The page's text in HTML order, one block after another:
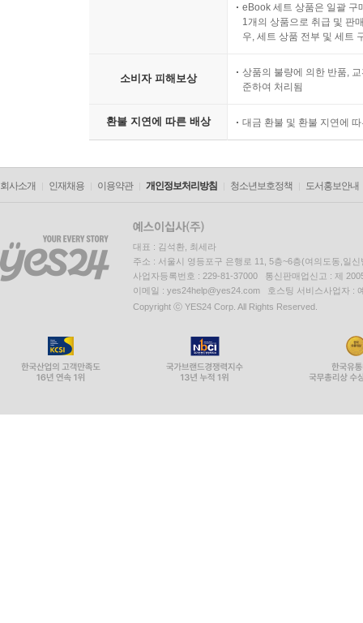
eBook 세트 상품은 일괄 구
1개의 상품으로 취급 및 판
우, 세트 상품 전부 및 세트
소비자 피해보상
상품의 불량에 의한 반품,
준하여 처리됨
환불 지연에 따른 배상 대금 환불 및 환불 지연에
회사소개 인재채용 이용약관 개인정보처리방침 청소년보호정책 도서홍보안내
대표 : 김석환, 최세라
주소 : 서울시 영등포구 은행로 11, 5층~6층(여의도동,일신
사업자등록번호 : 229-81-37000 통신판매업신고 : 제
이메일 : yes24help@yes24.com 호스팅 서비스사업자 :
Copyright ⓒ YES24 Corp. All Rights Reserved.